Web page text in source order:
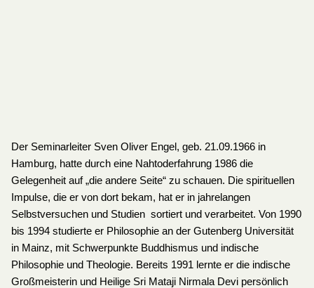
Der Seminarleiter Sven Oliver Engel, geb. 21.09.1966 in
Hamburg, hatte durch eine Nahtoderfahrung 1986 die
Gelegenheit auf „die andere Seite“ zu schauen. Die spirituellen
Impulse, die er von dort bekam, hat er in jahrelangen
Selbstversuchen und Studien sortiert und verarbeitet. Von 1990
bis 1994 studierte er Philosophie an der Gutenberg Universität
in Mainz, mit Schwerpunkte Buddhismus und indische
Philosophie und Theologie. Bereits 1991 lernte er die indische
Großmeisterin und Heilige Sri Mataji Nirmala Devi persönlich